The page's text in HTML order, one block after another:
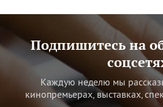
Подпишитесь на
Каждую неделю мы
кинопремьерах, выставках,